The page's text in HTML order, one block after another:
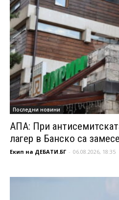
Последни новини
АПА: При
лагер в Банско са
Екип на ДЕБАТИ.БГ - 06.08.2026, 18:35